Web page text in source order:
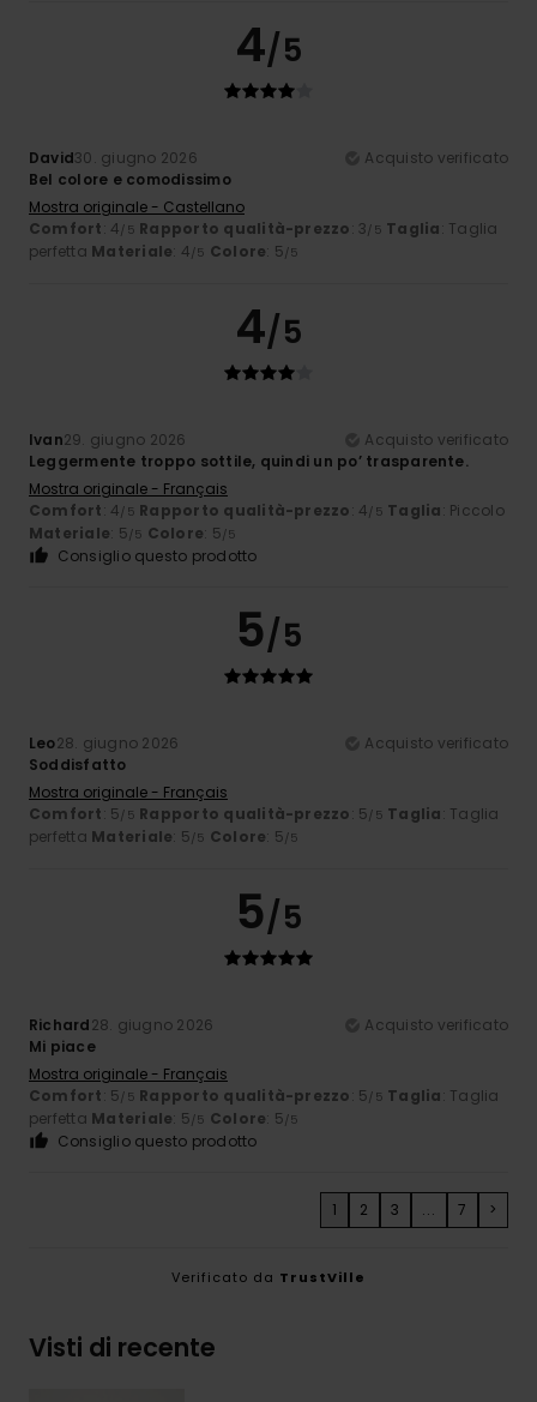
4/5
David30. giugno 2026
Acquisto verificato
Bel colore e comodissimo
Mostra originale - Castellano
Comfort: 4/5 Rapporto qualità-prezzo: 3/5 Taglia: Taglia
perfetta Materiale: 4/5 Colore: 5/5
4/5
Ivan29. giugno 2026
Acquisto verificato
Leggermente troppo sottile, quindi un po’ trasparente.
Mostra originale - Français
Comfort: 4/5 Rapporto qualità-prezzo: 4/5 Taglia: Piccolo
Materiale: 5/5 Colore: 5/5
Consiglio questo prodotto
5/5
Leo28. giugno 2026
Acquisto verificato
Soddisfatto
Mostra originale - Français
Comfort: 5/5 Rapporto qualità-prezzo: 5/5 Taglia: Taglia
perfetta Materiale: 5/5 Colore: 5/5
5/5
Richard28. giugno 2026
Acquisto verificato
Mi piace
Mostra originale - Français
Comfort: 5/5 Rapporto qualità-prezzo: 5/5 Taglia: Taglia
perfetta Materiale: 5/5 Colore: 5/5
Consiglio questo prodotto
1 2 3 ... 7 >
Verificato da TrustVille
Visti di recente